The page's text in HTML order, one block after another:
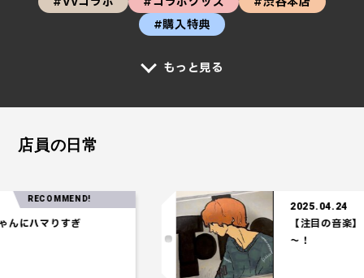
#購入特典
もっと見る
店員の日常
ハマりすぎ
RECOMMEND!
2025.04.24
【注目の音楽】「
～！